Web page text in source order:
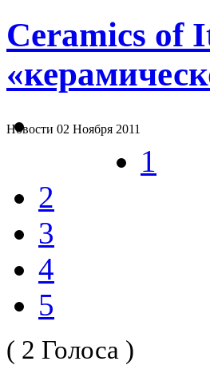
Ceramics of
Новости 02 Ноября 2011
1
2
3
4
5
( 2 Голоса )